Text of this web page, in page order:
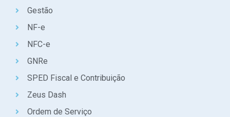
Gestão
NF-e
NFC-e
GNRe
SPED Fiscal e Contribuição
Zeus Dash
Ordem de Serviço